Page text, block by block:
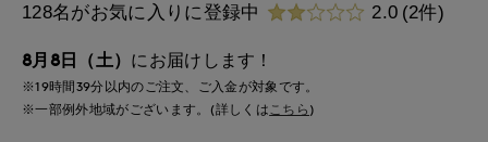
128名がお気に入りに登録中 2.0 (2件)
8月8日（土） にお届けします！
※19時間39分以内のご注文、ご入金が対象です。
※一部例外地域がございます。(詳しくは こちら )